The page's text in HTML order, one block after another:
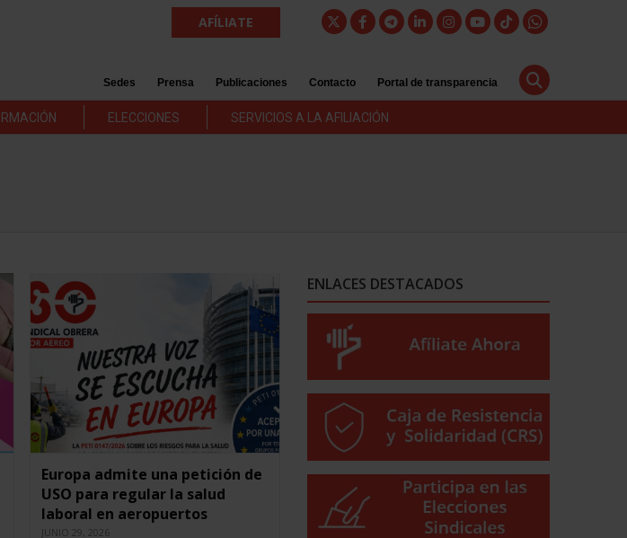
AFÍLIATE
Sedes Prensa Publicaciones Contacto Portal de transparencia
ELECCIONES SERVICIOS A LA AFILIACIÓN
Europa admite una petición de
USO para regular la salud
laboral en aeropuertos
JUNIO 29, 2026
ENLACES DESTACADOS